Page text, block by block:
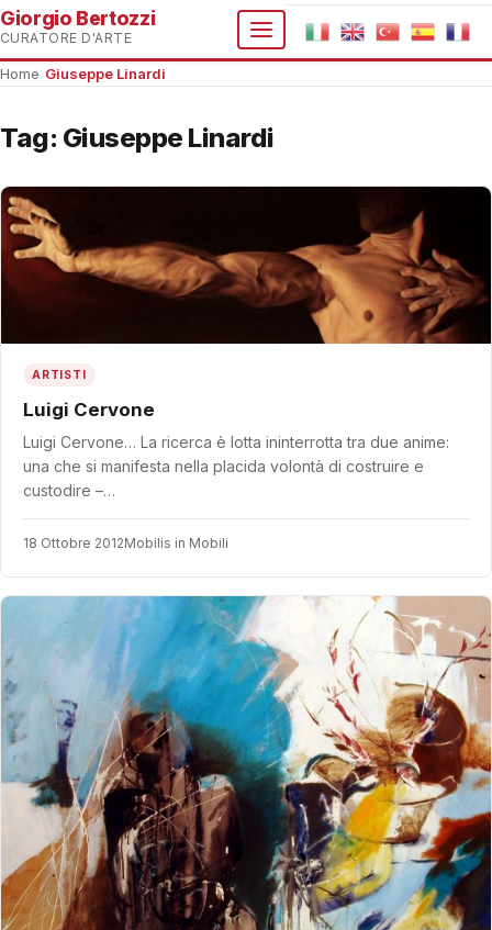
Giorgio Bertozzi
CURATORE D'ARTE
Home Giuseppe Linardi
Tag: Giuseppe Linardi
ARTISTI
Luigi Cervone
Luigi Cervone… La ricerca è lotta ininterrotta tra due anime:
una che si manifesta nella placida volontà di costruire e
custodire –…
18 Ottobre 2012Mobilis in Mobili